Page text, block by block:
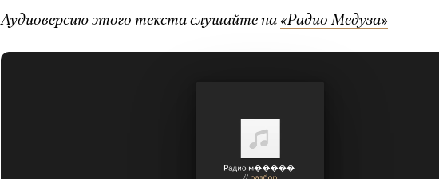
Аудиоверсию этого текста слушайте на «Радио Медуза»